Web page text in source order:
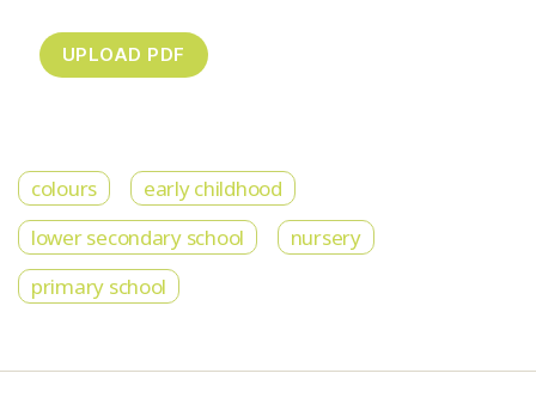
colours
early childhood
lower secondary school
nursery
primary school